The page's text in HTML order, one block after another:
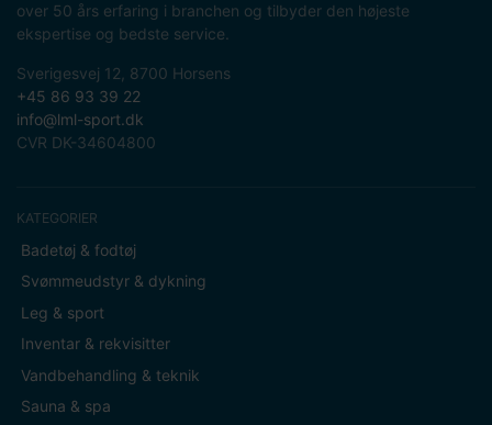
over 50 års erfaring i branchen og tilbyder den højeste
ekspertise og bedste service.
Sverigesvej 12, 8700 Horsens
+45 86 93 39 22
info@lml-sport.dk
CVR DK-34604800
KATEGORIER
Badetøj & fodtøj
Svømmeudstyr & dykning
Leg & sport
Inventar & rekvisitter
Vandbehandling & teknik
Sauna & spa